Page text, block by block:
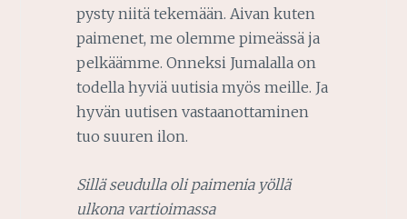
pysty niitä tekemään. Aivan kuten
paimenet, me olemme pimeässä ja
pelkäämme. Onneksi Jumalalla on
todella hyviä uutisia myös meille. Ja
hyvän uutisen vastaanottaminen
tuo suuren ilon.
Sillä seudulla oli paimenia yöllä
ulkona vartioimassa